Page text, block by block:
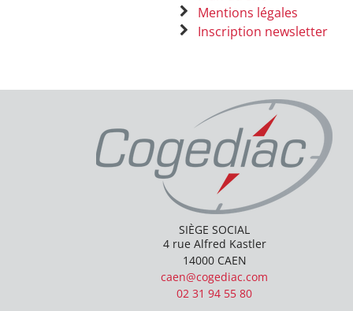
Mentions légales
Inscription newsletter
SIÈGE SOCIAL
4 rue Alfred Kastler
14000 CAEN
caen@cogediac.com
02 31 94 55 80